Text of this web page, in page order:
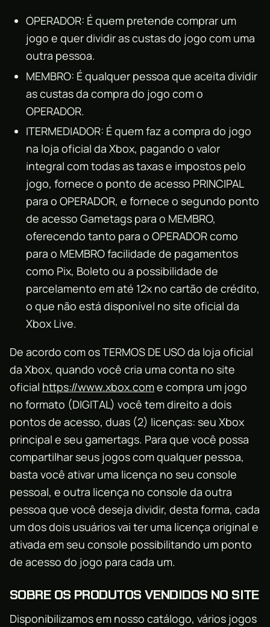
OPERADOR: É quem pretende comprar um
jogo e quer dividir as custas do jogo com uma
outra pessoa.
MEMBRO: É qualquer pessoa que aceita dividir
as custas da compra do jogo com o
OPERADOR.
ITERMEDIADOR: É quem faz a compra do jogo
na loja oficial da Xbox, pagando o valor
integral com todas as taxas e impostos pelo
jogo, fornece o ponto de acesso PRINCIPAL
para o OPERADOR, e fornece o segundo ponto
de acesso Gametags para o MEMBRO,
oferecendo tanto para o OPERADOR como
para o MEMBRO facilidade de pagamentos
como Pix, Boleto ou a possibilidade de
parcelamento em até 12x no cartão de crédito,
o que não está disponível no site oficial da
Xbox Live.
De acordo com os TERMOS DE USO da loja oficial
da Xbox, quando você cria uma conta no site
oficial https://www.xbox.come compra um jogo
no formato (DIGITAL) você tem direito a dois
pontos de acesso, duas (2) licenças: seu Xbox
principal e seu gamertags. Para que você possa
compartilhar seus jogos com qualquer pessoa,
basta você ativar uma licença no seu console
pessoal, e outra licença no console da outra
pessoa que você deseja dividir, desta forma, cada
um dos dois usuários vai ter uma licença original e
ativada em seu console possibilitando um ponto
de acesso do jogo para cada um.
SOBRE OS PRODUTOS VENDIDOS NO SITE
Disponibilizamos em nosso catálogo, vários jogos